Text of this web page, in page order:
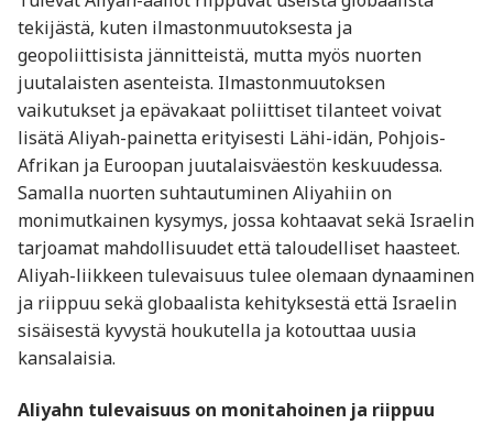
tekijästä, kuten ilmastonmuutoksesta ja
geopoliittisista jännitteistä, mutta myös nuorten
juutalaisten asenteista. Ilmastonmuutoksen
vaikutukset ja epävakaat poliittiset tilanteet voivat
lisätä Aliyah-painetta erityisesti Lähi-idän, Pohjois-
Afrikan ja Euroopan juutalaisväestön keskuudessa.
Samalla nuorten suhtautuminen Aliyahiin on
monimutkainen kysymys, jossa kohtaavat sekä Israelin
tarjoamat mahdollisuudet että taloudelliset haasteet.
Aliyah-liikkeen tulevaisuus tulee olemaan dynaaminen
ja riippuu sekä globaalista kehityksestä että Israelin
sisäisestä kyvystä houkutella ja kotouttaa uusia
kansalaisia.
Aliyahn tulevaisuus on monitahoinen ja riippuu